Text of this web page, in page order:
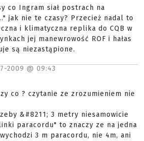
co Ingram siał postrach na
jak nie te czasy? Przecież nadal to
i klimatyczna replika do CQB w
jej manewrowość ROF i hałas
są niezastąpione.
2009 @ 09:43
co ? czytanie ze zrozumieniem nie
&#8211; 3 metry niesamowicie
paracordu" to znaczy ze na jedna
3 m paracordu, nie 4m, ani